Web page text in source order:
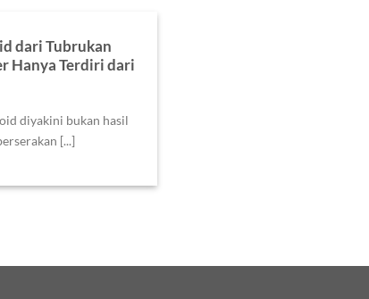
dari Tubrukan
Hanya Terdiri dari
diyakini bukan hasil
[...]